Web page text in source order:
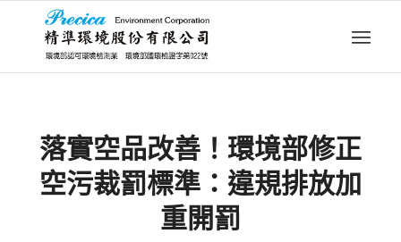
落實空品改善！環境部修正
空污裁罰標準：違規排放加
重開罰